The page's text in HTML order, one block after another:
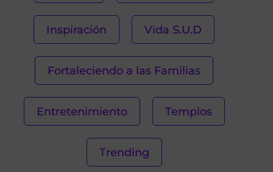
Inspiración Vida S.U.D
Fortaleciendo a las Familias
Entretenimiento Templos
Trending